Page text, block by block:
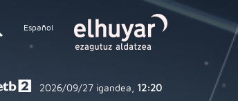
Español
2026/09/27 igandea, 12:20